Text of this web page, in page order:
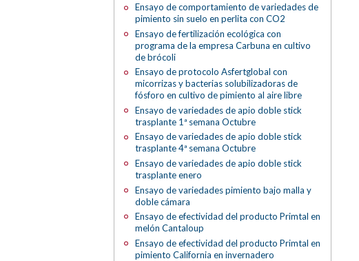
Ensayo de comportamiento de variedades de
pimiento sin suelo en perlita con CO2
Ensayo de fertilización ecológica con
programa de la empresa Carbuna en cultivo
de brócoli
Ensayo de protocolo Asfertglobal con
micorrizas y bacterias solubilizadoras de
fósforo en cultivo de pimiento al aire libre
Ensayo de variedades de apio doble stick
trasplante 1ª semana Octubre
Ensayo de variedades de apio doble stick
trasplante 4ª semana Octubre
Ensayo de variedades de apio doble stick
trasplante enero
Ensayo de variedades pimiento bajo malla y
doble cámara
Ensayo de efectividad del producto Primtal en
melón Cantaloup
Ensayo de efectividad del producto Primtal en
pimiento California en invernadero